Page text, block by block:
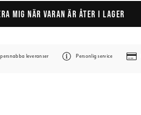
MIG NÄR VARAN ÄR ÅTER I LAGER
leveranser Personlig service